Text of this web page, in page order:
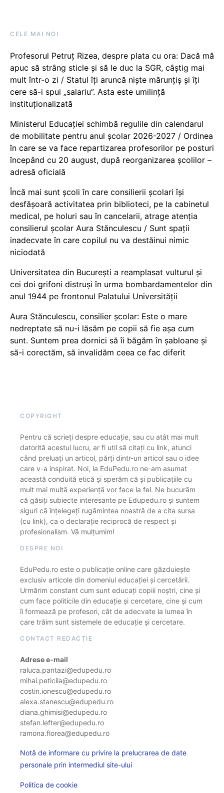
CELE MAI NOI
Profesorul Petruț Rizea, despre plata cu ora: Dacă mă
apuc să strâng sticle și să le duc la SGR, câștig mai
mult într-o zi / Statul îți aruncă niște mărunțiș și îți
cere să-i spui „salariu”. Asta este umilință
instituționalizată
Ministerul Educației schimbă regulile din calendarul
de mobilitate pentru anul școlar 2026-2027 / Ordinea
în care se va face repartizarea profesorilor pe posturi
începând cu 20 august, după reorganizarea școlilor –
adresă oficială
Încă mai sunt școli în care consilierii școlari își
desfășoară activitatea prin biblioteci, pe la cabinetul
medical, pe holuri sau în cancelarii, atrage atenția
consilierul școlar Aura Stănculescu / Sunt spații
inadecvate în care copilul nu va destăinui nimic
niciodată
Universitatea din București a reamplasat vulturul și
cei doi grifoni distruși în urma bombardamentelor din
anul 1944 pe frontonul Palatului Universității
Aura Stănculescu, consilier școlar: Este o mare
nedreptate să nu-i lăsăm pe copii să fie așa cum
sunt. Suntem prea dornici să îi băgăm în șabloane și
să-i corectăm, să invalidăm ceea ce fac diferit
COPYRIGHT
Pentru că scrieți despre educație, sau cu atât mai mult
datorită acestui lucru, ar fi util să citați cu link, atunci
când preluați un articol, părți dintr-un articol sau o idee
care v-a inspirat. Noi, la EduPedu.ro ne-am asumat
această conduită etică și sperăm că și publicațiile cu
mult mai multă experiență vor face la fel. Ne bucurăm
că găsiți subiecte interesante pe Edupedu.ro și suntem
siguri că înțelegeți rugămintea noastră de a cita sursa
(cu link), ca o declarație reciprocă de respect și
profesionalism. Vă mulțumim!
DESPRE NOI
EduPedu.ro este o publicație online care găzduiește
exclusiv articole din domeniul educației și cercetării.
Urmărim constant cum sunt educați copiii noștri, cine și
cum face politicile din educație și cercetare, cine și cum
îi formează pe profesori, cât de adecvate la lumea în
care trăim sunt sistemele de educație și cercetare.
CONTACT REDACȚIE
Adrese e-mail
raluca.pantazi@edupedu.ro
mihai.peticila@edupedu.ro
costin.ionescu@edupedu.ro
alexa.stanescu@edupedu.ro
diana.ghimisi@edupedu.ro
stefan.lefter@edupedu.ro
ramona.florea@edupedu.ro
Notă de informare cu privire la prelucrarea de date
personale prin intermediul site-ului
Politica de cookie